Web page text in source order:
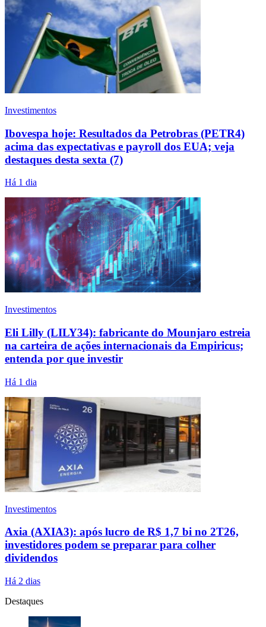
Investimentos
Ibovespa hoje: Resultados da Petrobras (PETR4)
acima das expectativas e payroll dos EUA; veja
destaques desta sexta (7)
Há 1 dia
Investimentos
Eli Lilly (LILY34): fabricante do Mounjaro estreia
na carteira de ações internacionais da Empiricus;
entenda por que investir
Há 1 dia
Investimentos
Axia (AXIA3): após lucro de R$ 1,7 bi no 2T26,
investidores podem se preparar para colher
dividendos
Há 2 dias
Destaques